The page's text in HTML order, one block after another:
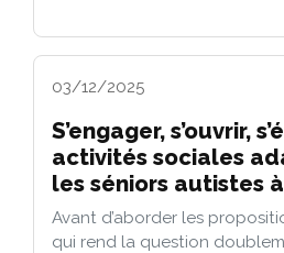
03/12/2025
S’engager, s’ouvrir,
activités sociales
les séniors autistes
Avant d’aborder les
qui rend la question